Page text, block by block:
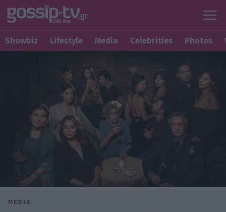
Showbiz Lifestyle Media Celebrities Photos
MEDIA